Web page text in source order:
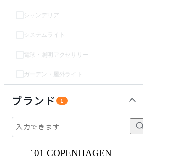
シャンデリア
システムライト
電球・照明アクセサリー
ガーデン・屋外ライト
ブランド 1
101 COPENHAGEN